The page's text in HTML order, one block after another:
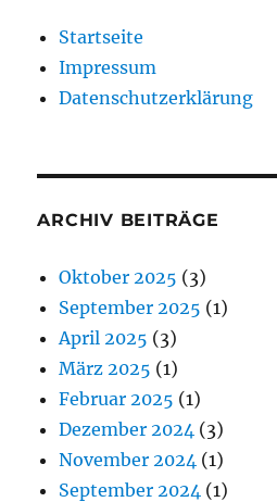
Startseite
Impressum
Datenschutzerklärung
ARCHIV BEITRÄGE
Oktober 2025 (3)
September 2025 (1)
April 2025 (3)
März 2025 (1)
Februar 2025 (1)
Dezember 2024 (3)
November 2024 (1)
September 2024 (1)